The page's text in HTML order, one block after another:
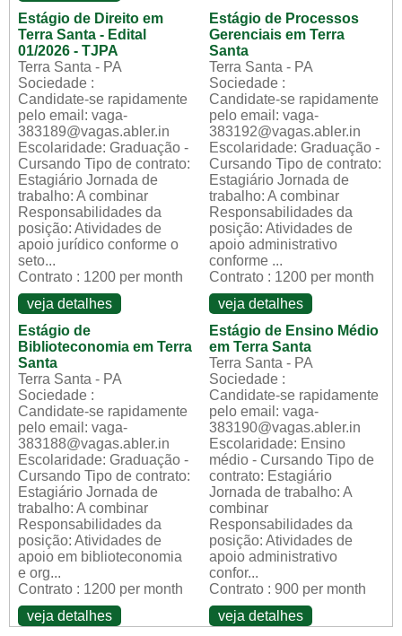
Estágio de Direito em
Terra Santa - Edital
01/2026 - TJPA
Terra Santa - PA
Sociedade :
Candidate-se rapidamente
pelo email: vaga-
383189@vagas.abler.in
Escolaridade: Graduação -
Cursando Tipo de contrato:
Estagiário Jornada de
trabalho: A combinar
Responsabilidades da
posição: Atividades de
apoio jurídico conforme o
seto...
Contrato : 1200 per month
veja detalhes
Estágio de Processos
Gerenciais em Terra
Santa
Terra Santa - PA
Sociedade :
Candidate-se rapidamente
pelo email: vaga-
383192@vagas.abler.in
Escolaridade: Graduação -
Cursando Tipo de contrato:
Estagiário Jornada de
trabalho: A combinar
Responsabilidades da
posição: Atividades de
apoio administrativo
conforme ...
Contrato : 1200 per month
veja detalhes
Estágio de
Biblioteconomia em Terra
Santa
Terra Santa - PA
Sociedade :
Candidate-se rapidamente
pelo email: vaga-
383188@vagas.abler.in
Escolaridade: Graduação -
Cursando Tipo de contrato:
Estagiário Jornada de
trabalho: A combinar
Responsabilidades da
posição: Atividades de
apoio em biblioteconomia
e org...
Contrato : 1200 per month
veja detalhes
Estágio de Ensino Médio
em Terra Santa
Terra Santa - PA
Sociedade :
Candidate-se rapidamente
pelo email: vaga-
383190@vagas.abler.in
Escolaridade: Ensino
médio - Cursando Tipo de
contrato: Estagiário
Jornada de trabalho: A
combinar
Responsabilidades da
posição: Atividades de
apoio administrativo
confor...
Contrato : 900 per month
veja detalhes